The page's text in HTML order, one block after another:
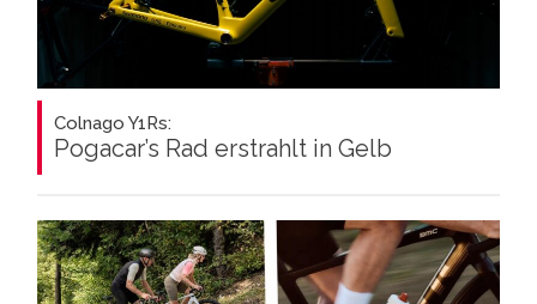
Colnago Y1Rs:
Pogacar’s Rad erstrahlt in Gelb